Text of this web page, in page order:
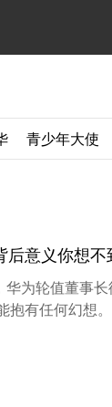
青少年大使
后意义你想不
为轮值董事
抱有任何幻想